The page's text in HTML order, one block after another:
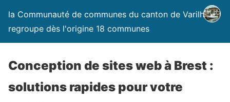
la Communauté de communes du canton de Varilhes
regroupe dès l'origine 18 communes
Conception de sites web à Brest :
solutions rapides pour votre